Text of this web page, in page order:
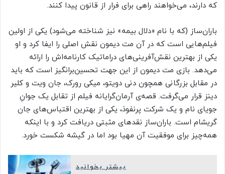
که دارند، می‌خواهند راهی برای فرار از قانون پیدا کنند.
باران‌ساز (که با نام «دلال بیمه» نیز شناخته می‌شود) یکی از اولین
فیلم‌هایی است که در آن مت دیمون نقش اصلی را ایفا کرد و او
یکی از بهترین نقش‌آفرینی‌های دراماتیک کارنامه‌اش را ارائه
می‌دهد. بازی مت دیمون از این جهت تحسین‌برانگیز است که باید
در مقابل بزرگانی همچون دنی دویتو، میکی رورک، جان ویت و کلیر
دینز قرار می‌گرفت. قصه‌ی آرمان‌گرایانه فیلم از تقابل یک جوانِ
جویای نام و یک شرکت پرنفوذ، یکی از بهترین اقتباس‌های جان
گریشام است. باران‌ساز نقدهای مثبتی دریافت کرد و با اینکه
همه‌چیز برای موفقیت آن مهیا بود اما در گیشه شکست خورد.
بیشتر بخوانید